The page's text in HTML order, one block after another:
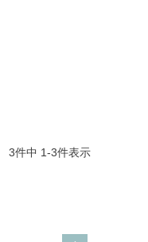
3件中 1-3件表示